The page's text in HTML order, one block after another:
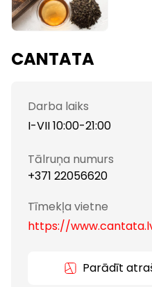
CANTATA
Darba laiks
I-VII 10:00-21:00
Tālruņa numurs
+371 22056620
Tīmekļa vietne
https://
Parādīt